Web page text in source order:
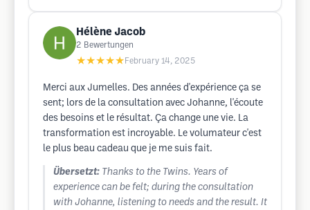
Hélène Jacob
2 Bewertungen
★★★★★ February 14, 2025
Merci aux Jumelles. Des années d'expérience ça se
sent; lors de la consultation avec Johanne, l'écoute
des besoins et le résultat. Ça change une vie. La
transformation est incroyable. Le volumateur c'est
le plus beau cadeau que je me suis fait.
Übersetzt: Thanks to the Twins. Years of
experience can be felt; during the consultation
with Johanne, listening to needs and the result. It